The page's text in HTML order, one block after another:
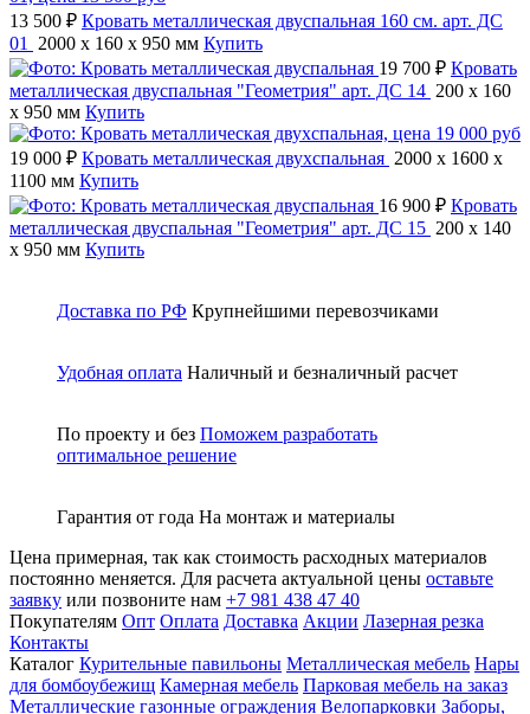
13 500 ₽ Кровать металлическая двуспальная 160 см. арт. ДС
01
2000 x 160 x 950 мм Купить
19 700 ₽ Кровать
металлическая двуспальная "Геометрия" арт. ДС 14 200 x 160
x 950 мм Купить
19 000 ₽ Кровать металлическая двухспальная 2000 x 1600 x
1100 мм Купить
16 900 ₽ Кровать
металлическая двуспальная "Геометрия" арт. ДС 15 200 x 140
x 950 мм Купить
Доставка по РФ Крупнейшими перевозчиками
Удобная оплата Наличный и безналичный расчет
По проекту и без Поможем разработать
оптимальное решение
Гарантия от года На монтаж и материалы
Цена примерная, так как стоимость расходных материалов
постоянно меняется. Для расчета актуальной цены оставьте
заявку или позвоните нам +7 981 438 47 40
Покупателям Опт Оплата Доставка Акции Лазерная резка
Контакты
Каталог Курительные павильоны Металлическая мебель Нары
для бомбоубежищ Камерная мебель Парковая мебель на заказ
Металлические газонные ограждения Велопарковки Заборы,